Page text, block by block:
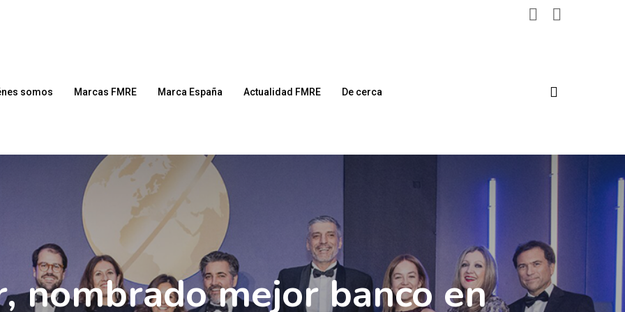
somos Marcas FMRE Marca España Actualidad FMRE De cerca
nombrado mejor banco en